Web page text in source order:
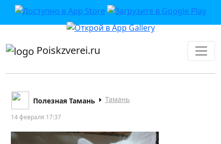
приложении или в VK">
Poiskzverei.ru
Полезная Тамань Тамань
14 февраля 17:37